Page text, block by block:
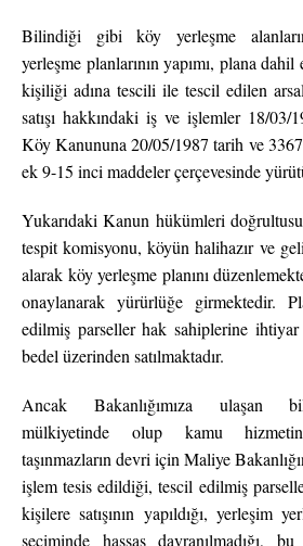
Bilindiği gibi köy yerleşme
yerleşme planlarının yapımı, plana
kişiliği adına tescili ile tescil edilen
satışı hakkındaki iş ve işlemler 18/03/
Köy Kanununa 20/05/1987 tarih ve
ek 9-15 inci maddeler çerçevesinde
Yukarıdaki Kanun hükümleri
tespit komisyonu, köyün halihazır ve
alarak köy yerleşme planını
onaylanarak yürürlüğe girmektedir.
edilmiş parseller hak sahiplerine
bedel üzerinden satılmaktadır.
Ancak Bakanlığımıza ulaşan
mülkiyetinde olup kamu
taşınmazların devri için Maliye
işlem tesis edildiği, tescil edilmiş
kişilere satışının yapıldığı, yerleşim
seçiminde hassas davranılmadığı,